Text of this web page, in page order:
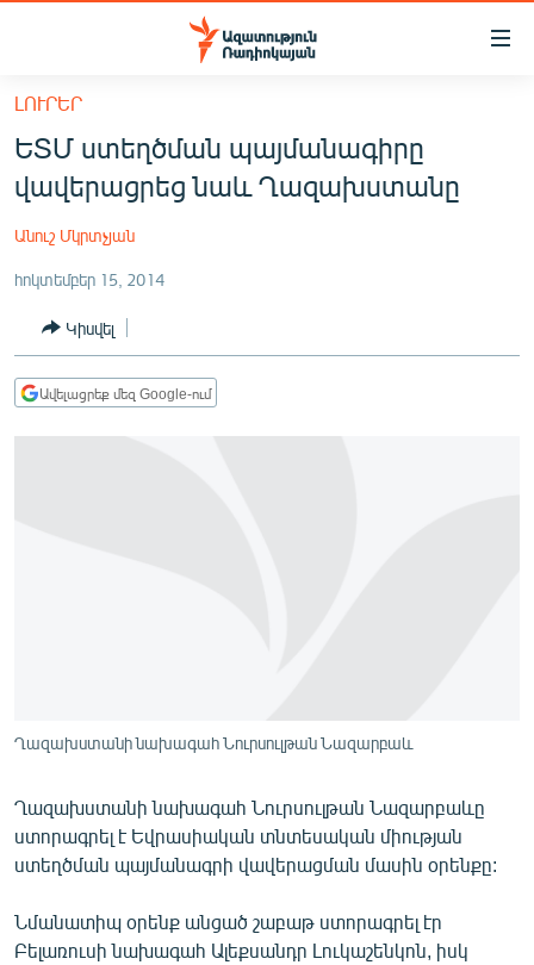
Մատչելիության
հիմնական
բովանդակությանը
Անցնել
հիմնական
մենյուին
ՔԱՂԱՔԱԿԱՆ
ԸՆՏՐՈՒԹՅՈՒՆՆԵՐ 2026
ԻՐԱՎՈՒՆՔ
ՀԱՍԱՐԱԿՈՒԹՅՈՒՆ
ՏՆՏԵՍՈՒԹՅՈՒՆ
ԱՐԽԻՎ
ՏԵՍԱՆՅՈՒԹԵՐ
ՁԳՏԵԼՈՎ ԼԱՎԱԳՈՒՅՆԻՆ
ԼՈՒՐԵՐ
ԵՏՄ ստեղծման պայմանագիրը
վավերացրեց նաև Ղազախստանը
Անուշ Մկրտչյան
հոկտեմբեր 15, 2014
Կիսվել
Ավելացրեք մեզ Google-ում
Ղազախստանի նախագահ Նուրսուլթան Նազարբաև
Ղազախստանի նախագահ Նուրսուլթան Նազարբաևը
ստորագրել է Եվրասիական տնտեսական միության
ստեղծման պայմանագրի վավերացման մասին օրենքը:
Նմանատիպ օրենք անցած շաբաթ ստորագրել էր
Բելառուսի նախագահ Ալեքսանդր Լուկաշենկոն, իսկ